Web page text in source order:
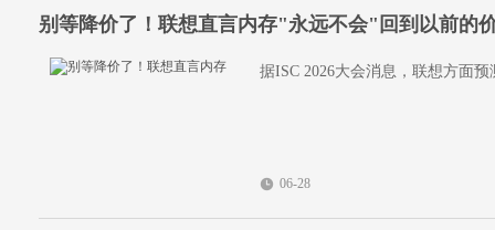
别等降价了！联想直言内存"永远不会"回到以前的
据ISC 2026大会消息，联想方面
06-28